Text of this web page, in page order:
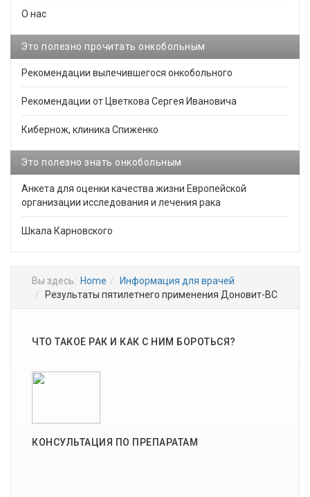
О нас
Это полезно прочитать онкобольным
Рекомендации вылечившегося онкобольного
Рекомендации от Цветкова Сергея Ивановича
Кибернож, клиника Спиженко
Это полезно знать онкобольным
Анкета для оценки качества жизни Европейской
организации исследования и лечения рака
Шкала Карновского
Вы здесь: Home
Информация для врачей
Результаты пятилетнего применения Доновит-ВС
ЧТО ТАКОЕ РАК И КАК С НИМ БОРОТЬСЯ?
КОНСУЛЬТАЦИЯ ПО ПРЕПАРАТАМ